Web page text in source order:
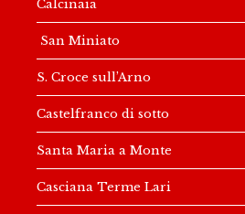
Calcinaia
San Miniato
S. Croce sull’Arno
Castelfranco di sotto
Santa Maria a Monte
Casciana Terme Lari